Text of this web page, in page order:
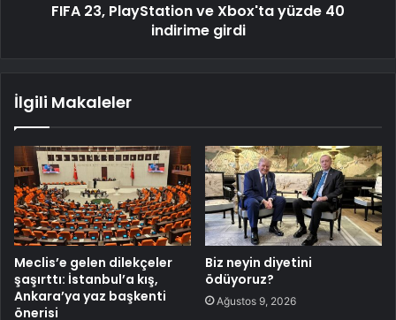
FIFA 23, PlayStation ve Xbox'ta yüzde 40
indirime girdi
İlgili Makaleler
Meclis’e gelen dilekçeler
şaşırttı: İstanbul’a kış,
Ankara’ya yaz başkenti
önerisi
Biz neyin diyetini
ödüyoruz?
Ağustos 9, 2026